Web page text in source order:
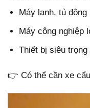
Máy lạnh, tủ đông
Máy công nghiệp
Thiết bị siêu trọng
👉 Có thể cần xe